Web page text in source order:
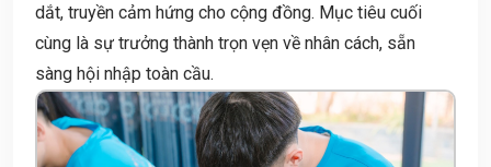
dắt, truyền cảm hứng cho cộng đồng. Mục tiêu cuối
cùng là sự trưởng thành trọn vẹn về nhân cách, sẵn
sàng hội nhập toàn cầu.